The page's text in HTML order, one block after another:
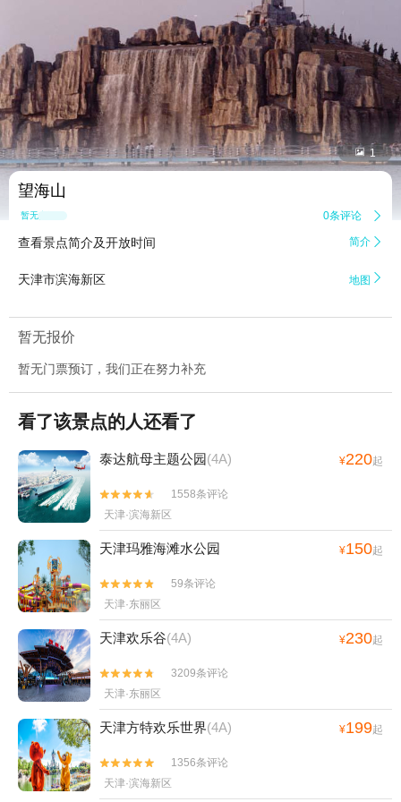
 1
望海山
暂无点评 0条评论 
查看景点简介及开放时间 简介 
天津市滨海新区 地图 
暂无报价
暂无门票预订，我们正在努力补充
看了该景点的人还看了
泰达航母主题公园(4A) ¥220起


1558条评论
天津·滨海新区
天津玛雅海滩水公园 ¥150起


59条评论
天津·东丽区
天津欢乐谷(4A) ¥230起


3209条评论
天津·东丽区
天津方特欢乐世界(4A) ¥199起


1356条评论
天津·滨海新区